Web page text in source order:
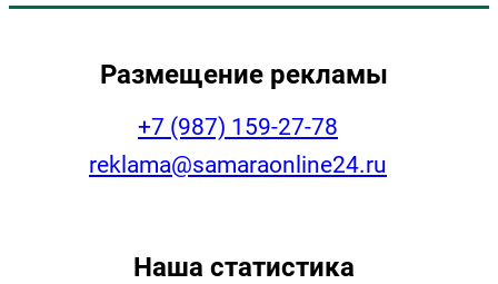
Размещение рекламы
+7 (987) 159-27-78
reklama@samaraonline24.ru
Наша статистика